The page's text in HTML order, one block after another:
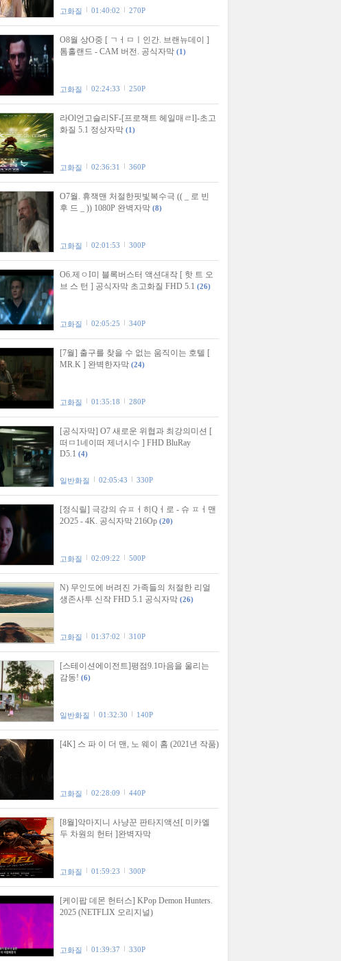
고화질 01:40:02 270P
O8월 상O중 [ ㄱㅓㅁㅣ인간. 브랜뉴데이 ]
톰홀랜드 - CAM 버전. 공식자막 (1)
고화질 02:24:33 250P
라Ol언고슬리SF-[프로잭트 헤일매ㄹl]-초고
화질 5.1 정상자막 (1)
고화질 02:36:31 360P
O7월. 휴잭맨 처절한핏빛복수극 (( _ 로 빈
후 드 _ )) 1080P 완벽자막 (8)
고화질 02:01:53 300P
O6.제ㅇI미 블록버스터 액션대작 [ 핫 트 오
브 스 턴 ] 공식자막 초고화질 FHD 5.1 (26)
고화질 02:05:25 340P
[7월] 출구를 찾을 수 없는 움직이는 호텔 [
MR.K ] 완벽한자막 (24)
고화질 01:35:18 280P
[공식자막] O7 새로운 위협과 최강의미션 [
떠ㅁ1네이떠 제너시수 ] FHD BluRay
D5.1 (4)
일반화질 02:05:43 330P
[정식릴] 극강의 슈ㅍㅓ히Qㅓ로 - 슈 ㅍㅓ맨
2O25 - 4K. 공식자막 216Op (20)
고화질 02:09:22 500P
N) 무인도에 버려진 가족들의 처절한 리얼
생존사투 신작 FHD 5.1 공식자막 (26)
고화질 01:37:02 310P
[스테이션에이전트]평점9.1마음을 울리는
감동! (6)
일반화질 01:32:30 140P
[4K] 스 파 이 더 맨, 노 웨이 홈 (2021년 작품)
고화질 02:28:09 440P
[8월]악마지니 사냥꾼 판타지액션[ 미카엘
두 차원의 헌터 ]완벽자막
고화질 01:59:23 300P
[케이팝 데몬 헌터스] KPop Demon Hunters.
2025 (NETFLIX 오리지널)
고화질 01:39:37 330P